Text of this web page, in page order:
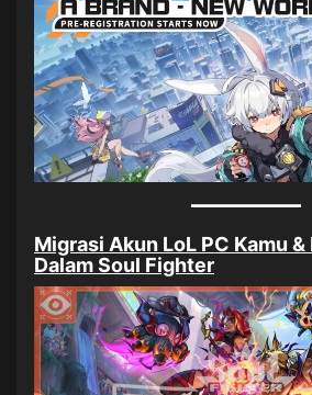
Migrasi Akun LoL PC Kamu
Dalam Soul Fighter